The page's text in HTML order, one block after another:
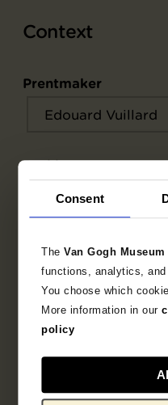
Consent
TheVan Gogh
functions, analytics,
You choose which
More information in our
policy
Context
Prentmaker
Edouard Vuillard
Drukker
Auguste Clot
Uitgever
Ambroise Vollard
Recensie in
Le Figaro